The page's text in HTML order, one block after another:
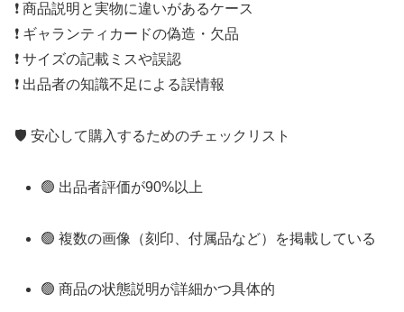
❗️ 商品説明と実物に違いがあるケース
❗️ ギャランティカードの偽造・欠品
❗️ サイズの記載ミスや誤認
❗️ 出品者の知識不足による誤情報
🛡 安心して購入するためのチェックリスト
🟢 出品者評価が90%以上
🟢 複数の画像（刻印、付属品など）を掲載している
🟢 商品の状態説明が詳細かつ具体的